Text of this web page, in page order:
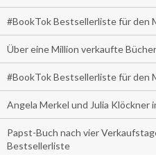
#BookTok Bestsellerliste für den
Über eine Million verkaufte
#BookTok Bestsellerliste für den
Angela Merkel und Julia Klöckner
Papst-Buch nach vier
Bestsellerliste